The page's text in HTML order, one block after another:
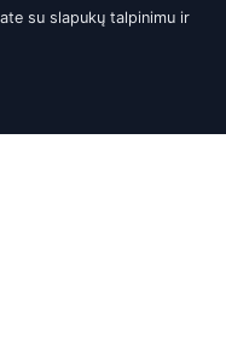
su slapukų talpinimu ir